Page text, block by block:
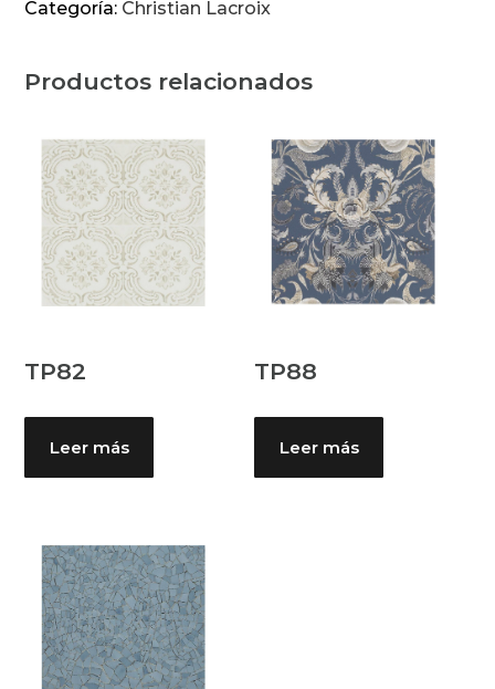
Categoría: Christian Lacroix
Productos relacionados
TP82
Leer más
TP88
Leer más